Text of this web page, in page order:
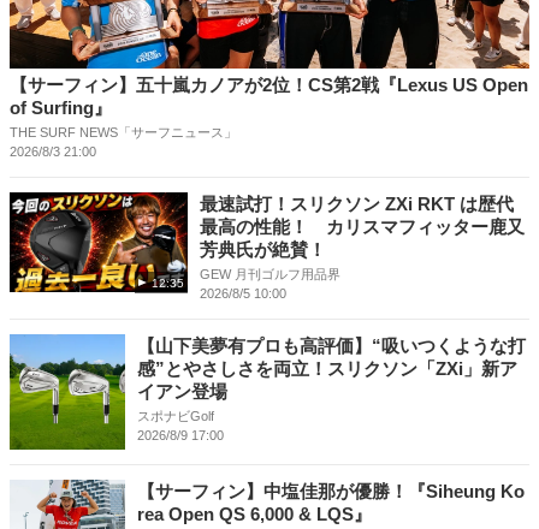
【サーフィン】五十嵐カノアが2位！CS第2戦『Lexus US Open
of Surfing』
THE SURF NEWS「サーフニュース」
2026/8/3 21:00
12:35
最速試打！スリクソン ZXi RKT は歴代
最高の性能！ カリスマフィッター鹿又
芳典氏が絶賛！
GEW 月刊ゴルフ用品界
2026/8/5 10:00
【山下美夢有プロも高評価】“吸いつくような打
感”とやさしさを両立！スリクソン「ZXi」新ア
イアン登場
スポナビGolf
2026/8/9 17:00
【サーフィン】中塩佳那が優勝！『Siheung Ko
rea Open QS 6,000 & LQS』